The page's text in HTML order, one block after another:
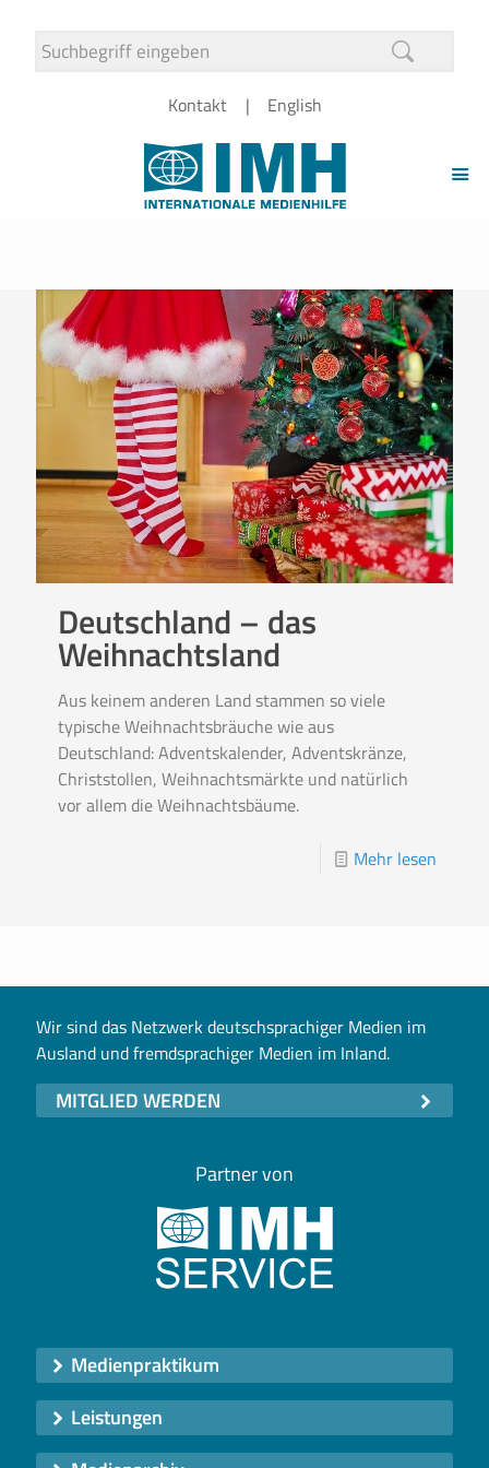
Kontakt English
Deutschland – das
Weihnachtsland
Aus keinem anderen Land stammen so viele
typische Weihnachtsbräuche wie aus
Deutschland: Adventskalender, Adventskränze,
Christstollen, Weihnachtsmärkte und natürlich
vor allem die Weihnachtsbäume.
Mehr lesen
Wir sind das Netzwerk deutschsprachiger Medien im
Ausland und fremdsprachiger Medien im Inland.
MITGLIED WERDEN
Partner von
Medienpraktikum
Leistungen